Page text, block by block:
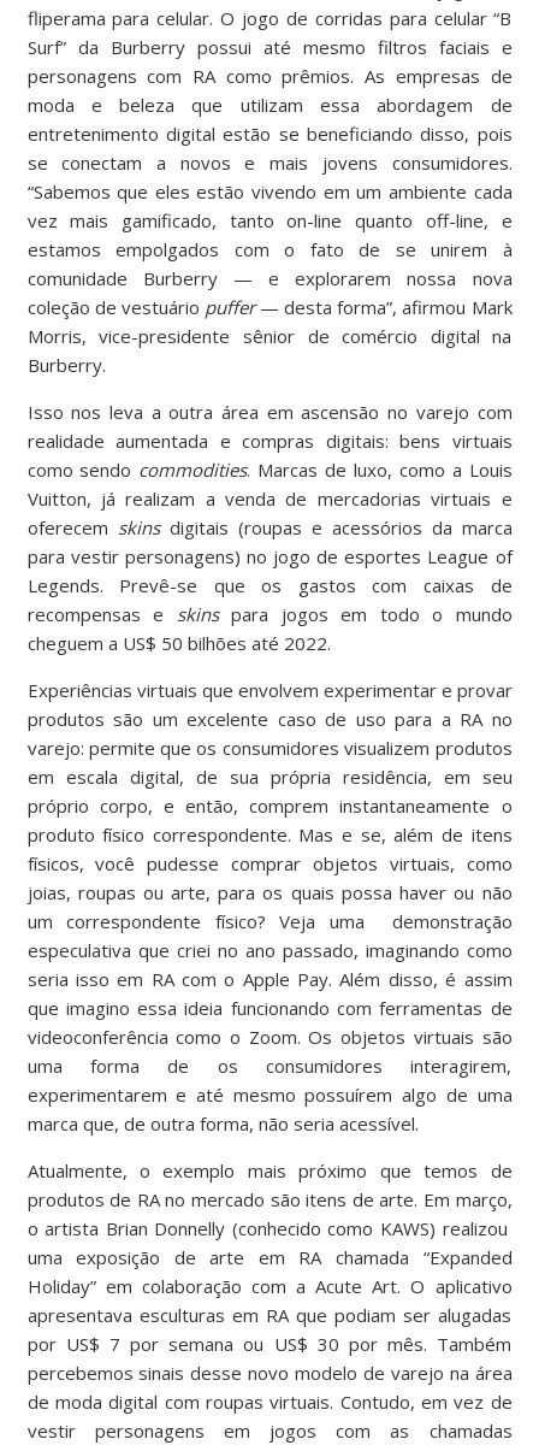
fliperama para celular. O jogo de corridas para celular “B
Surf” da Burberry possui até mesmo filtros faciais e
personagens com RA como prêmios. As empresas de
moda e beleza que utilizam essa abordagem de
entretenimento digital estão se beneficiando disso, pois
se conectam a novos e mais jovens consumidores.
“Sabemos que eles estão vivendo em um ambiente cada
vez mais gamificado, tanto on-line quanto off-line, e
estamos empolgados com o fato de se unirem à
comunidade Burberry — e explorarem nossa nova
coleção de vestuário puffer— desta forma”, afirmou Mark
Morris, vice-presidente sênior de comércio digital na
Burberry.
Isso nos leva a outra área em ascensão no varejo com
realidade aumentada e compras digitais: bens virtuais
como sendo commodities. Marcas de luxo, como a Louis
Vuitton, já realizam a venda de mercadorias virtuais e
oferecem skinsdigitais (roupas e acessórios da marca
para vestir personagens) no jogo de esportes League of
Legends. Prevê-se que os gastos com caixas de
recompensas e skinspara jogos em todo o mundo
cheguem a US$ 50 bilhões até 2022.
Experiências virtuais que envolvem experimentar e provar
produtos são um excelente caso de uso para a RA no
varejo: permite que os consumidores visualizem produtos
em escala digital, de sua própria residência, em seu
próprio corpo, e então, comprem instantaneamente o
produto físico correspondente. Mas e se, além de itens
físicos, você pudesse comprar objetos virtuais, como
joias, roupas ou arte, para os quais possa haver ou não
um correspondente físico? Veja uma demonstração
especulativa que criei no ano passado, imaginando como
seria isso em RA com o Apple Pay. Além disso, é assim
que imagino essa ideia funcionando com ferramentas de
videoconferência como o Zoom. Os objetos virtuais são
uma forma de os consumidores interagirem,
experimentarem e até mesmo possuírem algo de uma
marca que, de outra forma, não seria acessível.
Atualmente, o exemplo mais próximo que temos de
produtos de RA no mercado são itens de arte. Em março,
o artista Brian Donnelly (conhecido como KAWS) realizou
uma exposição de arte em RA chamada “Expanded
Holiday” em colaboração com a Acute Art. O aplicativo
apresentava esculturas em RA que podiam ser alugadas
por US$ 7 por semana ou US$ 30 por mês. Também
percebemos sinais desse novo modelo de varejo na área
de moda digital com roupas virtuais. Contudo, em vez de
vestir personagens em jogos com as chamadas